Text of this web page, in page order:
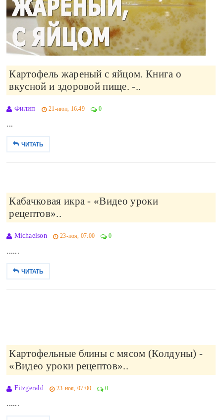
Картофель жареный с яйцом. Книга о
вкусной и здоровой пище. -..
Филип 21-июн, 16:49 0
...
ЧИТАТЬ
Кабачковая икра - «Видео уроки
рецептов»..
Michaelson 23-ноя, 07:00 0
......
ЧИТАТЬ
Картофельные блины с мясом (Колдуны) -
«Видео уроки рецептов»..
Fitzgerald 23-ноя, 07:00 0
......